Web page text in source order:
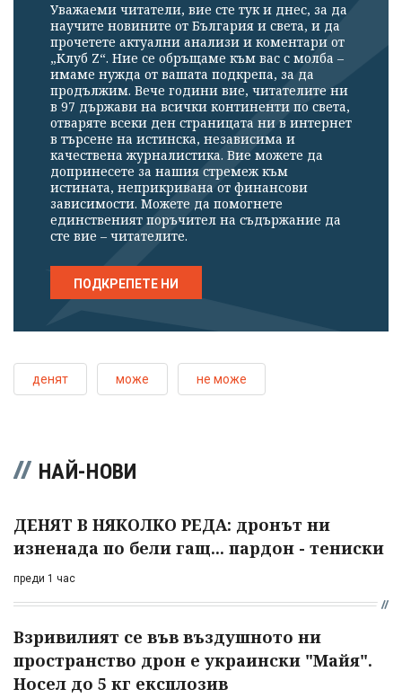
Уважаеми читатели, вие сте тук и днес, за да
научите новините от България и света, и да
прочетете актуални анализи и коментари от
„Клуб Z“. Ние се обръщаме към вас с молба –
имаме нужда от вашата подкрепа, за да
продължим. Вече години вие, читателите ни
в 97 държави на всички континенти по света,
отваряте всеки ден страницата ни в интернет
в търсене на истинска, независима и
качествена журналистика. Вие можете да
допринесете за нашия стремеж към
истината, неприкривана от финансови
зависимости. Можете да помогнете
единственият поръчител на съдържание да
сте вие – читателите.
ПОДКРЕПЕТЕ НИ
денят може не може
НАЙ-НОВИ
ДЕНЯТ В НЯКОЛКО РЕДА: дронът ни
изненада по бели гащ... пардон - тениски
преди 1 час
Взривилият се във въздушното ни
пространство дрон е украински "Майя".
Носел до 5 кг експлозив